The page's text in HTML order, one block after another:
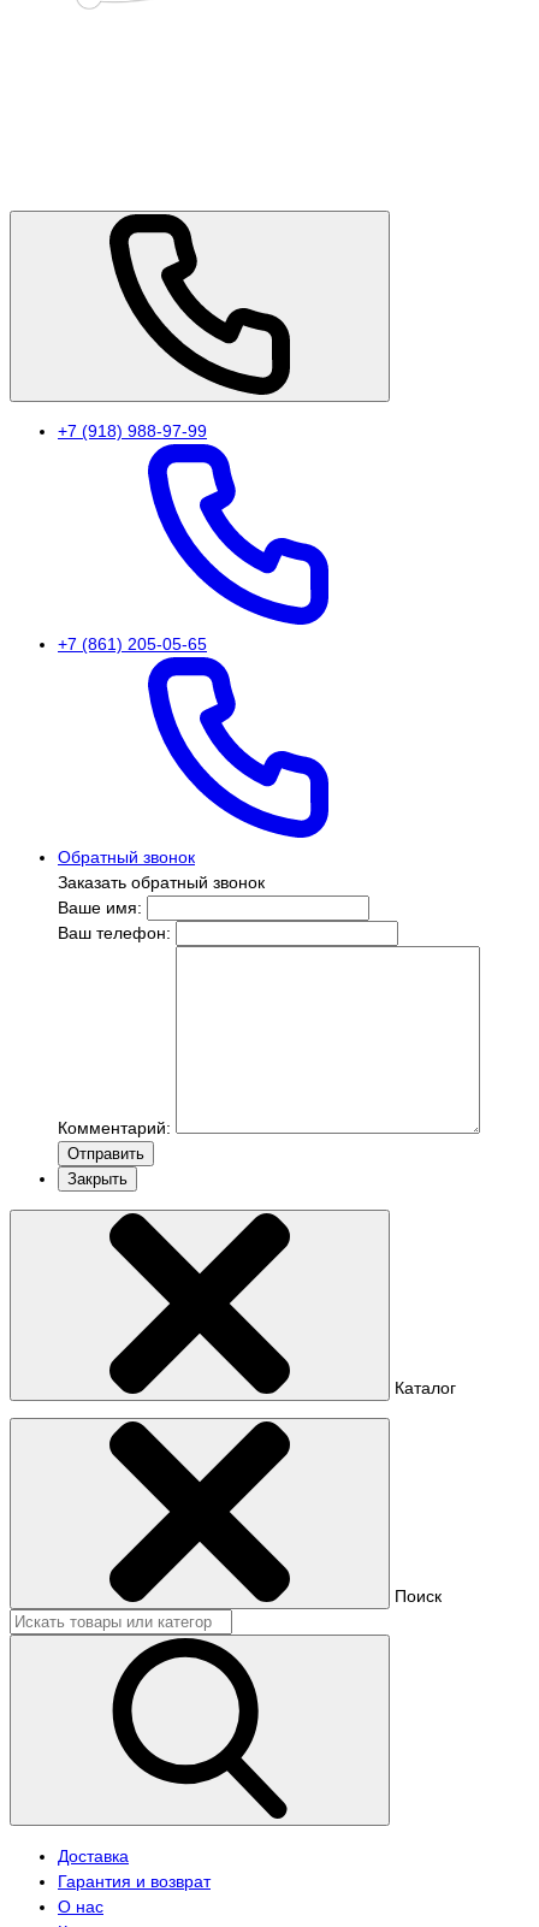
+7 (918) 988-97-99
+7 (861) 205-05-65
Обратный звонок
Заказать обратный звонок
Ваше имя:
Ваш телефон:
Комментарий:
Отправить
Закрыть
Каталог
Поиск
Доставка
Гарантия и возврат
О нас